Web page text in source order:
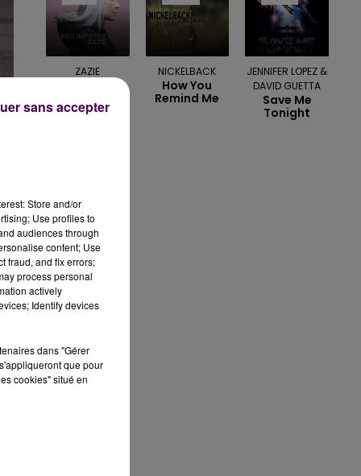
ZAZIE
Peu Importe
NICKELBACK
How You
Remind Me
JENNIFER LOPEZ &
DAVID GUETTA
Save Me
Tonight
Store and/or
Use profiles to
audiences through
content; Use
fraud, and fix errors;
process personal
actively
Identify devices
dans "Gérer
que pour
cookies" situé en
sans accepter